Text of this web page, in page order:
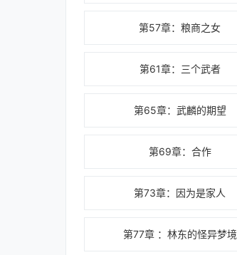
第57章：粮商之女
第61章：三个武者
第65章：武麟的期望
第69章：合作
第73章：因为是家人
第77章 ：林东的怪异梦境